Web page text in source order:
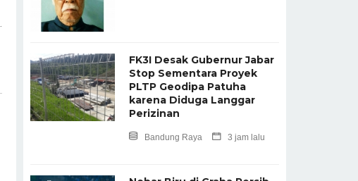
FK3I Desak Gubernur Jabar
Stop Sementara Proyek
PLTP Geodipa Patuha
karena Diduga Langgar
Perizinan
Bandung Raya 3 jam lalu